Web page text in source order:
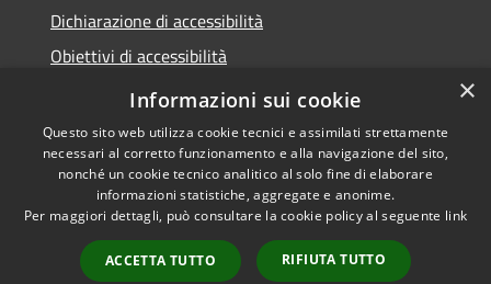
Dichiarazione di accessibilità
Obiettivi di accessibilità
Whistleblowing
Accessibilità
Copyright © 2026 • Comune di
Zibido San Giacomo • Powered
byMunicipium
Accesso
×
Informazioni sui cookie
Questo sito web utilizza cookie tecnici e assimilati strettamente
necessari al corretto funzionamento e alla navigazione del sito,
nonché un cookie tecnico analitico al solo fine di elaborare
informazioni statistiche, aggregate e anonime.
Per maggiori dettagli, può consultare la cookie policy al seguente link
ACCETTA TUTTO RIFIUTA TUTTO